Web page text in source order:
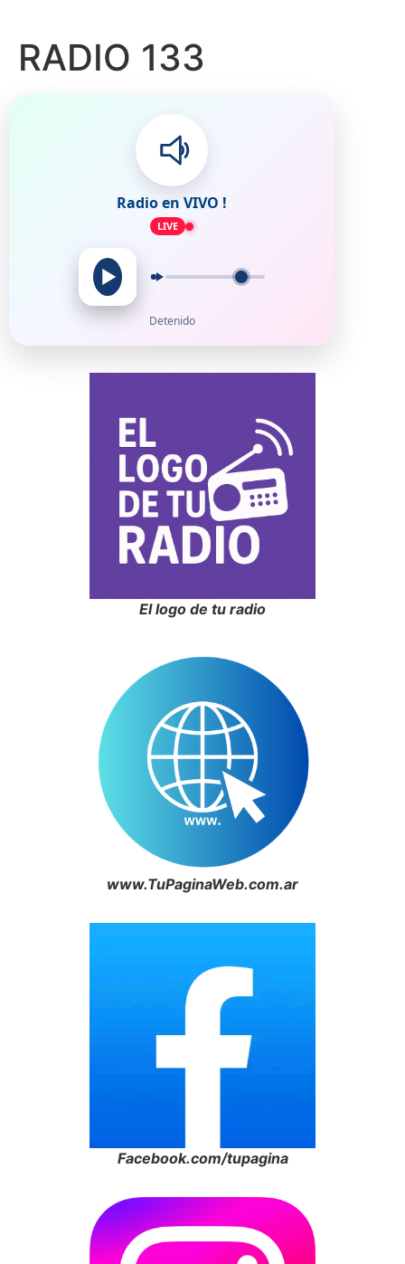
RADIO 133
Radio en VIVO !
LIVE
Detenido
El logo de tu radio
www.TuPaginaWeb.com.ar
Facebook.com/tupagina